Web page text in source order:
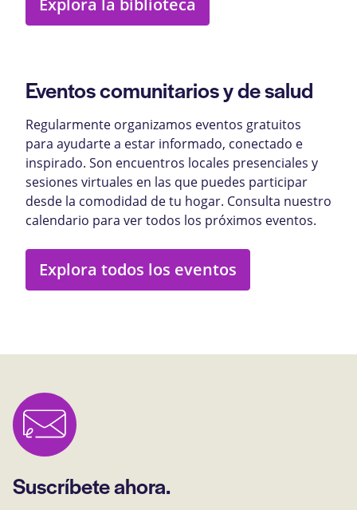
Eventos comunitarios y de salud
Regularmente organizamos eventos gratuitos
para ayudarte a estar informado, conectado e
inspirado. Son encuentros locales presenciales y
sesiones virtuales en las que puedes participar
desde la comodidad de tu hogar. Consulta nuestro
calendario para ver todos los próximos eventos.
Explora todos los eventos
Suscríbete ahora.